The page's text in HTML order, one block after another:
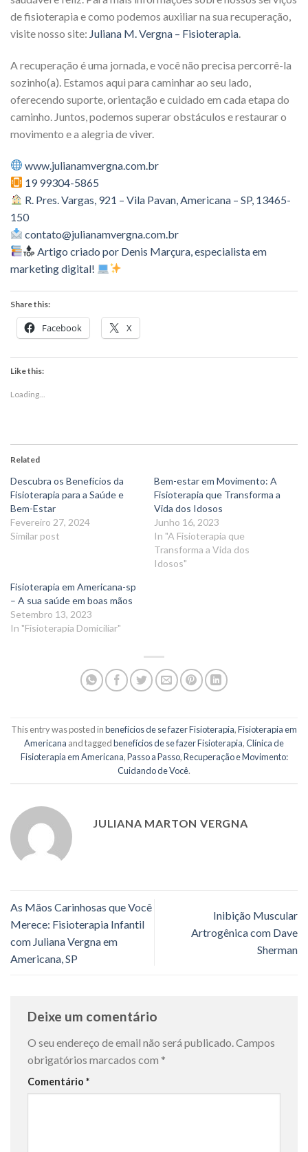
de fisioterapia e como podemos auxiliar na sua recuperação,
visite nosso site: Juliana M. Vergna – Fisioterapia.
A recuperação é uma jornada, e você não precisa percorrê-la
sozinho(a). Estamos aqui para caminhar ao seu lado,
oferecendo suporte, orientação e cuidado em cada etapa do
caminho. Juntos, podemos superar obstáculos e restaurar o
movimento e a alegria de viver.
www.julianamvergna.com.br
19 99304-5865
R. Pres. Vargas, 921 – Vila Pavan, Americana – SP, 13465-
150
contato@julianamvergna.com.br
Artigo criado por Denis Marçura, especialista em
marketing digital!
Share this:
Facebook X
Like this:
Loading...
Related
Descubra os Benefícios da
Fisioterapia para a Saúde e
Bem-Estar
Fevereiro 27, 2024
Similar post
Bem-estar em Movimento: A
Fisioterapia que Transforma a
Vida dos Idosos
Junho 16, 2023
In "A Fisioterapia que
Transforma a Vida dos
Idosos"
Fisioterapia em Americana-sp
– A sua saúde em boas mãos
Setembro 13, 2023
In "Fisioterapia Domiciliar"
This entry was posted inbenefícios de se fazer Fisioterapia,Fisioterapia em
Americana and taggedbenefícios de se fazer Fisioterapia,Clínica de
Fisioterapia em Americana,Passo a Passo,Recuperação e Movimento:
Cuidando de Você.
JULIANA MARTON VERGNA
As Mãos Carinhosas que Você
Merece: Fisioterapia Infantil
com Juliana Vergna em
Americana, SP
Inibição Muscular
Artrogênica com Dave
Sherman
Deixe um comentário
O seu endereço de email não será publicado. Campos
obrigatórios marcados com *
Comentário *